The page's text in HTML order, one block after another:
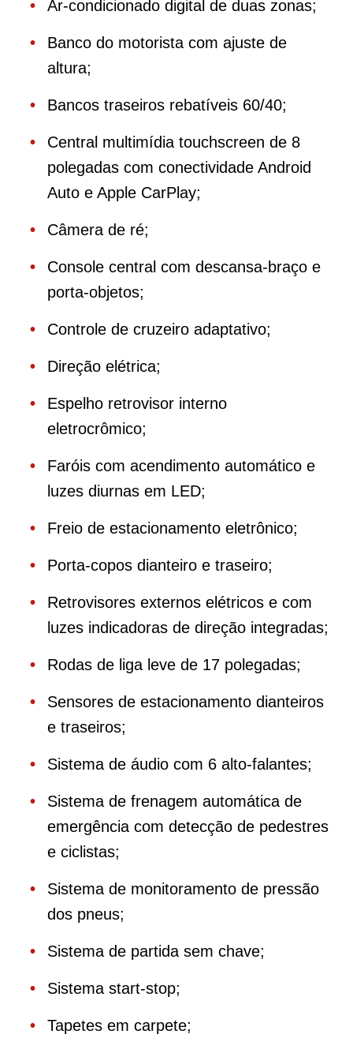
Ar-condicionado digital de duas zonas;
Banco do motorista com ajuste de
altura;
Bancos traseiros rebatíveis 60/40;
Central multimídia touchscreen de 8
polegadas com conectividade Android
Auto e Apple CarPlay;
Câmera de ré;
Console central com descansa-braço e
porta-objetos;
Controle de cruzeiro adaptativo;
Direção elétrica;
Espelho retrovisor interno
eletrocrômico;
Faróis com acendimento automático e
luzes diurnas em LED;
Freio de estacionamento eletrônico;
Porta-copos dianteiro e traseiro;
Retrovisores externos elétricos e com
luzes indicadoras de direção integradas;
Rodas de liga leve de 17 polegadas;
Sensores de estacionamento dianteiros
e traseiros;
Sistema de áudio com 6 alto-falantes;
Sistema de frenagem automática de
emergência com detecção de pedestres
e ciclistas;
Sistema de monitoramento de pressão
dos pneus;
Sistema de partida sem chave;
Sistema start-stop;
Tapetes em carpete;